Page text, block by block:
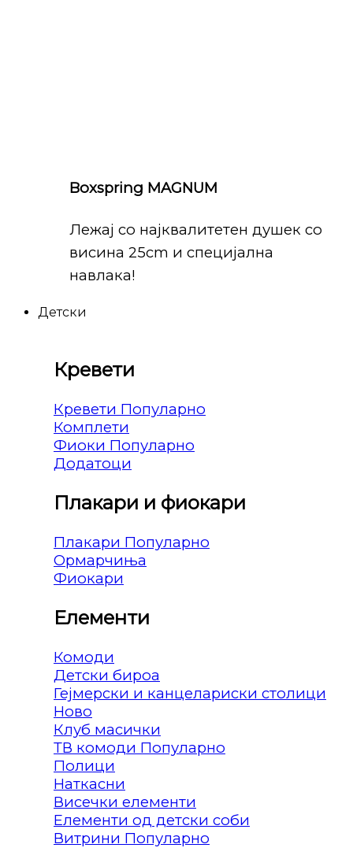
Boxspring MAGNUM
Лежај со најквалитетен душек со
висина 25cm и специјална
навлака!
Детски
Кревети
Кревети
Комплети
Фиоки
Додатоци
Плакари и фиокари
Плакари
Ормарчиња
Фиокари
Елементи
Комоди
Детски бироа
Гејмерски и канцелариски столици
Клуб масички
ТВ комоди
Полици
Наткасни
Висечки елементи
Елементи од детски соби
Витрини